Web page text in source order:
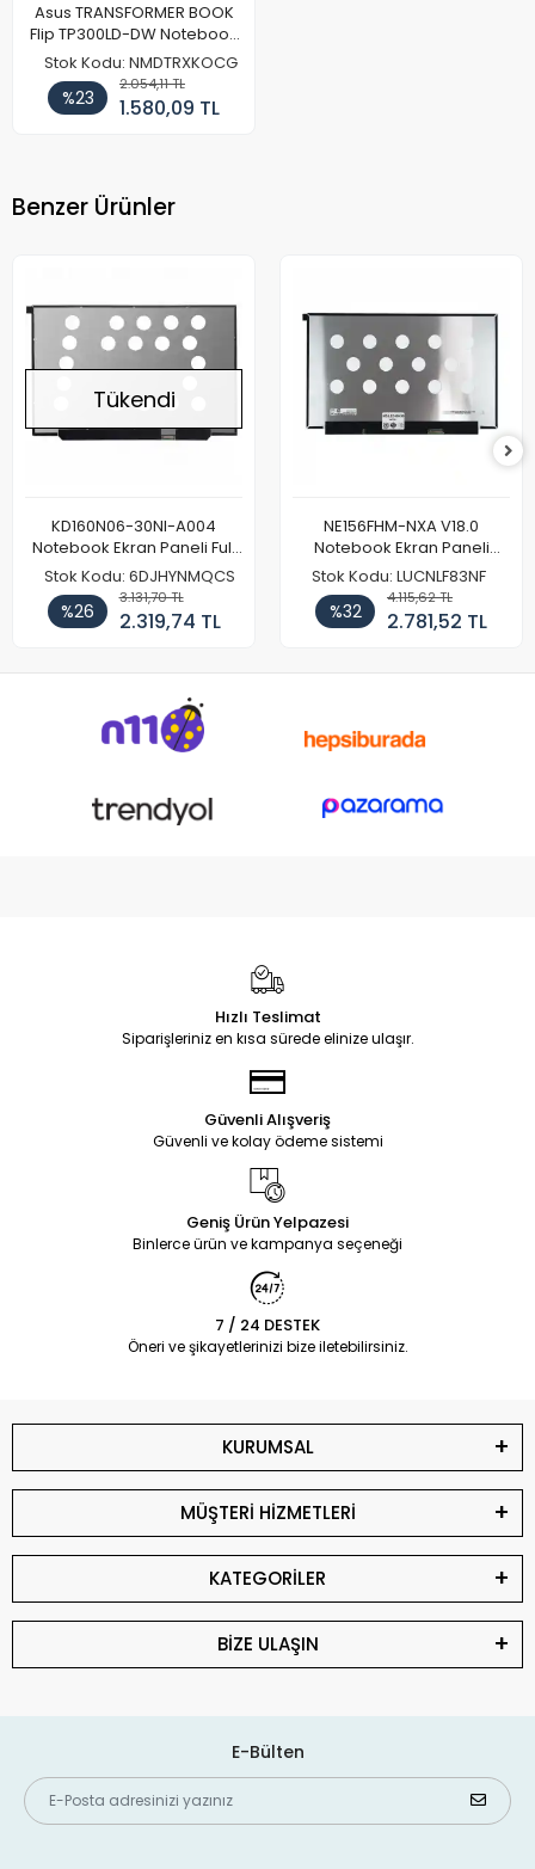
Asus TRANSFORMER BOOK
Flip TP300LD-DW Notebook
Ekran Paneli
Stok Kodu: NMDTRXKOCG
%23
2.054,11 TL
1.580,09 TL
Benzer Ürünler
Tükendi
KD160N06-30NI-A004
Notebook Ekran Paneli Full
HD
Stok Kodu: 6DJHYNMQCS
%26
3.131,70 TL
2.319,74 TL
NE156FHM-NXA V18.0
Notebook Ekran Paneli
144Hz
Stok Kodu: LUCNLF83NF
%32
4.115,62 TL
2.781,52 TL
Hızlı Teslimat
Siparişleriniz en kısa sürede elinize ulaşır.
Güvenli Alışveriş
Güvenli ve kolay ödeme sistemi
Geniş Ürün Yelpazesi
Binlerce ürün ve kampanya seçeneği
7 / 24 DESTEK
Öneri ve şikayetlerinizi bize iletebilirsiniz.
KURUMSAL
MÜŞTERİ HİZMETLERİ
KATEGORİLER
BİZE ULAŞIN
E-Bülten